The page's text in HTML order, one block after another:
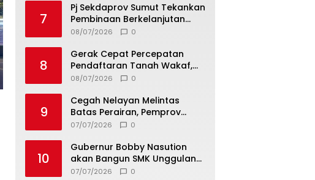
7
Pj Sekdaprov Sumut Tekankan
Pembinaan Berkelanjutan
untuk Lahirkan Generasi
08/07/2026 0
8
Gerak Cepat Percepatan
Pendaftaran Tanah Wakaf,
Kanwil Kemenag Sumut dan
MoU
08/07/2026 0
9
Cegah Nelayan Melintas
Batas Perairan, Pemprov
Sumut Siapkan Tiga Langkah
07/07/2026 0
10
Gubernur Bobby Nasution
akan Bangun SMK Unggulan
Pariwisata Berkonsep
07/07/2026 0